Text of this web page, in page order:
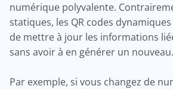
numérique polyvalente.
statiques, les QR codes
de mettre à jour les informations
sans avoir à en générer un nouveau.
Par exemple, si vous changez de